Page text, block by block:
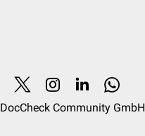
DocCheck Community GmbH